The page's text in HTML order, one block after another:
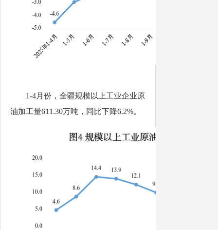
1-4月份 ，全疆规模以上工业企业原
油加工量611.30万吨，同比下降6.2%。